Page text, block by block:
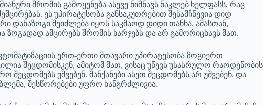
შრომის გამოყენება ასევე ნიშნავს ნაკლებ ხელფასს, რაც
ეს უპირატესობა განსაკუთრებით შესამჩნევია დიდ
დანაზოგი შეიძლება იყოს საკმაოდ დიდი თანხა. ამასთან,
ზოგადად ამცირებს შრომის ხარჯებს და არ გამორიცხავს მათ.
ერთ-ერთი მთავარი უპირატესობა ზოგიერთ
შეცდომისკენ, ამიტომ მათ, ვისაც უწევს უსასრულო რაოდენობის
შეცდომებს უშვებენ. მანქანები ასეთ შეცდომებს არ უშვებენ. და
შესწორებები უფრო ხანგრძლივია.